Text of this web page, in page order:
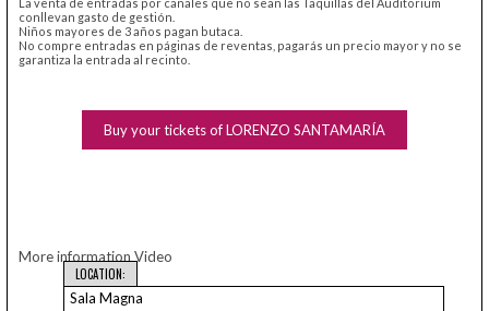
conllevan gasto de gestión.
Niños mayores de 3 años pagan butaca.
No compre entradas en páginas de reventas, pagarás un precio mayor y no se
garantiza la entrada al recinto.
Buy your tickets of LORENZO SANTAMARÍA
More information Video
LOCATION:
Sala Magna